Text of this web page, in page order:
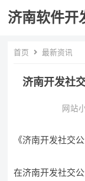
济南软件开
首页 最新资讯
济南开发社
网站
《济南开发社交
在济南开发社交